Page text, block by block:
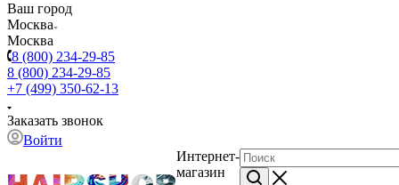
Ваш город
Москва
Москва
8 (800) 234-29-85
8 (800) 234-29-85
+7 (499) 350-62-13
Заказать звонок
Войти
Интернет-
магазин